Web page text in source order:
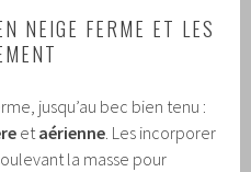
NEIGE FERME ET LES
jusqu’au bec bien tenu :
et aérienne . Les incorporer
la masse pour